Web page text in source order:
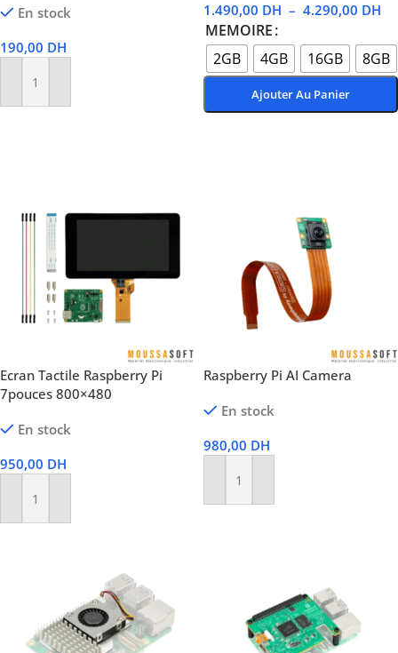
En stock
190,00 DH
Ajouter Au Panier
1.490,00 DH – 4.290,00 DH
MEMOIRE
2GB
4GB 16GB 8GB
Ajouter Au Panier
Ecran Tactile Raspberry Pi
7pouces 800×480
En stock
950,00 DH
Ajouter Au Panier
Raspberry Pi AI Camera
En stock
980,00 DH
Ajouter Au Panier